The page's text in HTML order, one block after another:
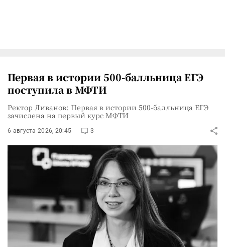
Первая в истории 500-балльница ЕГЭ
поступила в МФТИ
Ректор Ливанов: Первая в истории 500-балльница ЕГЭ
зачислена на первый курс МФТИ
6 августа 2026, 20:45 3